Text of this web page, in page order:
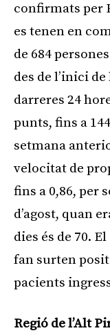
confirmats per
es tenen en
de 684
des de l’inici
darreres 24
punts, fins a
setmana
velocitat de
fins a 0,86, per
d’agost, quan
dies és de 70.
fan surten
pacients
Regió de l’Alt